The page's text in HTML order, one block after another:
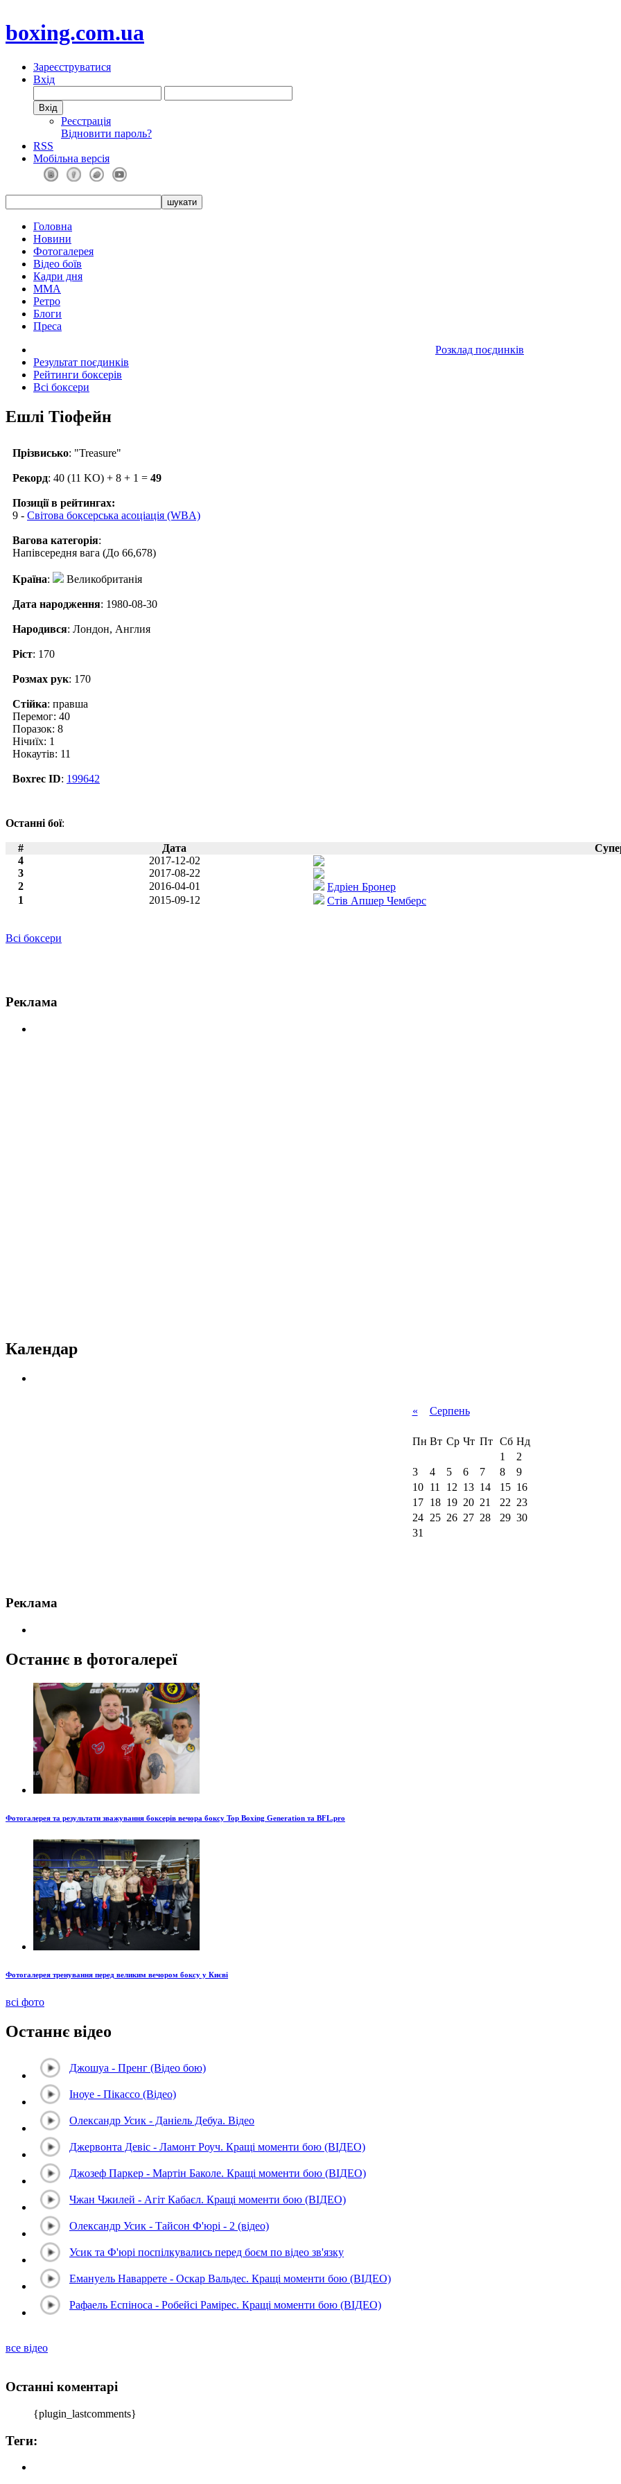
boxing.com.ua
Зареєструватися
Вхід
Реєстрація
Відновити пароль?
RSS
Мобільна версія
Головна
Новини
Фотогалерея
Відео боїв
Кадри дня
ММА
Ретро
Блоги
Преса
Розклад поєдинків
Результат поєдинків
Рейтинги боксерів
Всі боксери
Ешлі Тіофейн
Прізвисько: "Treasure"
Рекорд: 40 (11 KO) + 8 + 1 = 49
Позиції в рейтингах:
9 - Світова боксерська асоціація (WBA)
Вагова категорія:
Напівсередня вага (До 66,678)
Країна: Великобританія
Дата народження: 1980-08-30
Народився: Лондон, Англия
Ріст: 170
Розмах рук: 170
Стійка: правша
Перемог: 40
Поразок: 8
Нічиїх: 1
Нокаутів: 11
Boxrec ID: 199642
Останні бої:
# Дата
4
2017-12-02
3
2017-08-22
2
2016-04-01
Едріен Бронер
1
2015-09-12 Стів Апшер Чемберс
Всі боксери
Реклама
Календар
« Серпень
Пн Вт Ср Чт Пт Сб Нд
1
2
3
4 5 6 7 8
9
10
11 12 13 14 15 16
17
18 19 20 21 22 23
24
25 26 27 28 29 30
31
Реклама
Останнє в фотогалереї
Фотогалерея та результати зважування боксерів вечора боксу Top Boxing Generation та BFL.pro
Фотогалерея тренування перед великим вечором боксу у Києві
всі фото
Останнє відео
Джошуа - Пренг (Відео бою)
Іноуе - Пікассо (Відео)
Олександр Усик - Даніель Дебуа. Відео
Джервонта Девіс - Ламонт Роуч. Кращі моменти бою (ВІДЕО)
Джозеф Паркер - Мартін Баколе. Кращі моменти бою (ВІДЕО)
Чжан Чжилей - Агіт Кабаєл. Кращі моменти бою (ВІДЕО)
Олександр Усик - Тайсон Ф'юрі - 2 (відео)
Усик та Ф'юрі поспілкувались перед боєм по відео зв'язку
Емануель Наваррете - Оскар Вальдес. Кращі моменти бою (ВІДЕО)
Рафаель Еспіноса - Робейсі Рамірес. Кращі моменти бою (ВІДЕО)
все відео
Останні коментарі
{plugin_lastcomments}
Теги: